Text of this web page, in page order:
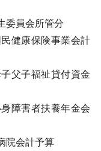
所管分
健康保険事業会計
父子福祉貸付資金
障害者扶養年金会
院会計予算